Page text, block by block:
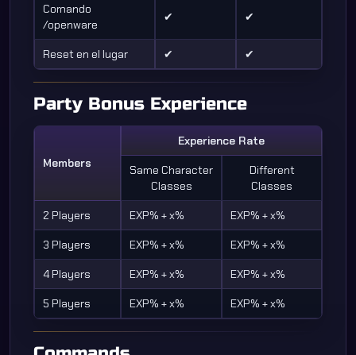
Comando
/openware
✔ ✔
Reset en el lugar ✔ ✔
Party Bonus Experience
Members
Experience Rate
Same Character
Classes
Different
Classes
2 Players EXP% + x% EXP% + x%
3 Players EXP% + x% EXP% + x%
4 Players EXP% + x% EXP% + x%
5 Players EXP% + x% EXP% + x%